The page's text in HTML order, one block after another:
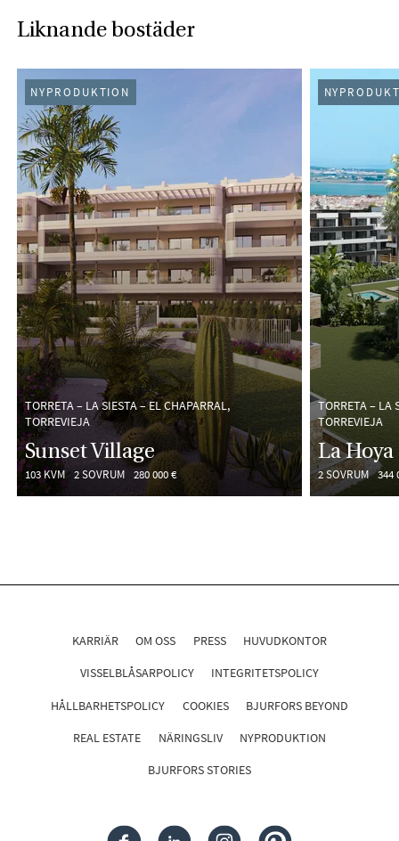
Liknande bostäder
TORRETA – LA SIESTA – EL CHAPARRAL,
TORREVIEJA
Sunset Village
103 KVM 2 SOVRUM 280 000 €
NYPRODUKTION
TORRETA – LA
TORREVIEJA
La
2 SOVRUM 344
KARRIÄR OM OSS PRESS HUVUDKONTOR
VISSELBLÅSARPOLICY INTEGRITETSPOLICY
HÅLLBARHETSPOLICY COOKIES BJURFORS BEYOND
REAL ESTATE NÄRINGSLIV NYPRODUKTION
BJURFORS STORIES